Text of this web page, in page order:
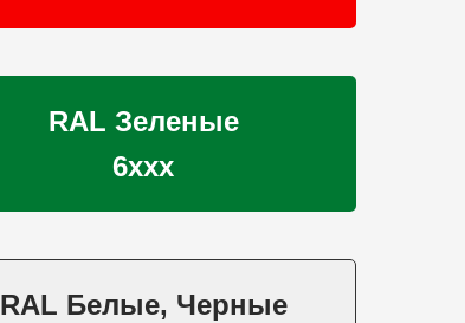
RAL Зеленые
RAL Белые, Черные
6ххх